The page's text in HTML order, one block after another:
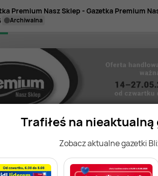
Trafiłeś na nieaktualną
Zobacz aktualne gazetki
Premium Nasz Sklep - Gazetka Premium
archiwalna